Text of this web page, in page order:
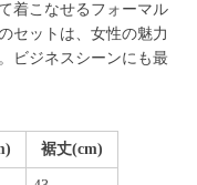
着こなせるフォーマル
セットは、女性の魅力
ビジネスシーンにも最
裾丈(cm)